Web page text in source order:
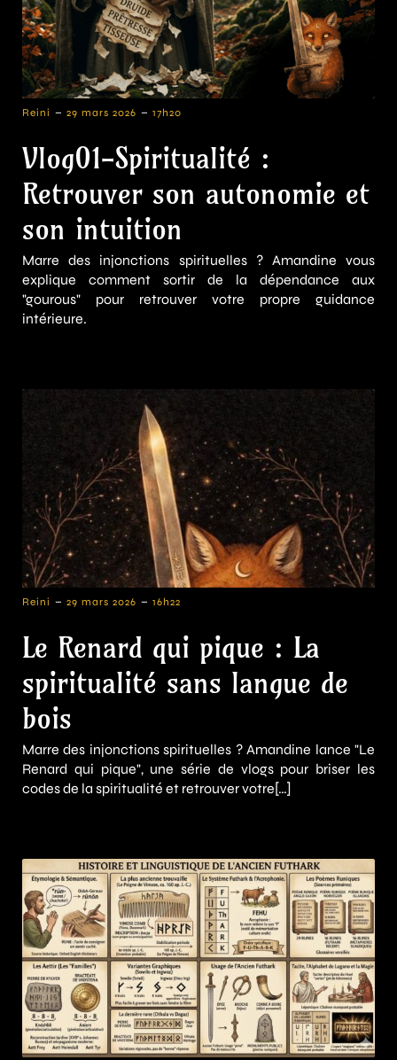
Reini - 29 mars 2026 - 17h20
Vlog01-Spiritualité :
Retrouver son autonomie et
son intuition
Marre des injonctions spirituelles ? Amandine vous
explique comment sortir de la dépendance aux
"gourous" pour retrouver votre propre guidance
intérieure.
Reini - 29 mars 2026 - 16h22
Le Renard qui pique : La
spiritualité sans langue de
bois
Marre des injonctions spirituelles ? Amandine lance "Le
Renard qui pique", une série de vlogs pour briser les
codes de la spiritualité et retrouver votre[…]